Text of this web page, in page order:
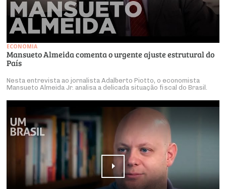
ECONOMIA
Mansueto Almeida comenta o urgente ajuste estrutural do
País
Nesta entrevista ao jornalista Adalberto Piotto, o economista
Mansueto Almeida Jr. analisa a delicada situação fiscal do Brasil.